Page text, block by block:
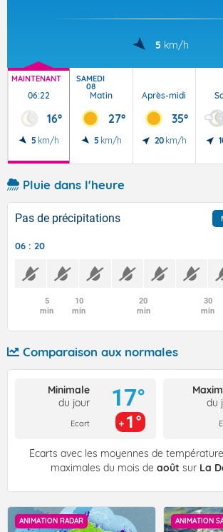
5 km/h
MAINTENANT
06:22
16°
5 km/h
SAMEDI
08
Matin
27°
5 km/h
Après-midi
35°
20 km/h
Pluie dans l'heure
Pas de précipitations
06 : 20
5
min
10
min
20
min
30
min
Comparaison aux normales
Minimale
du jour
Ecart
17°
1°
du
Écarts avec les moyennes de
maximales du mois de août sur La
ANIMATION RADAR ANIMATION